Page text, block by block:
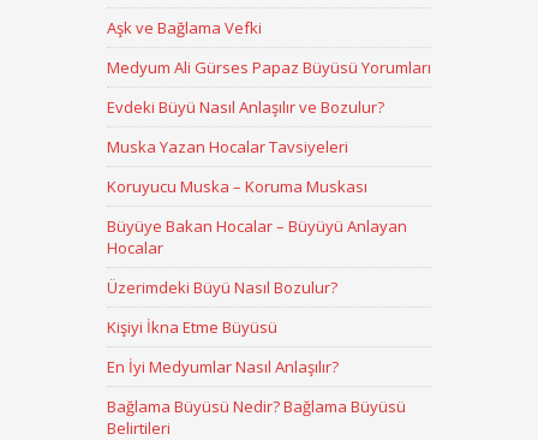
Aşk ve Bağlama Vefki
Medyum Ali Gürses Papaz Büyüsü Yorumları
Evdeki Büyü Nasıl Anlaşılır ve Bozulur?
Muska Yazan Hocalar Tavsiyeleri
Koruyucu Muska – Koruma Muskası
Büyüye Bakan Hocalar – Büyüyü Anlayan
Hocalar
Üzerimdeki Büyü Nasıl Bozulur?
Kişiyi İkna Etme Büyüsü
En İyi Medyumlar Nasıl Anlaşılır?
Bağlama Büyüsü Nedir? Bağlama Büyüsü
Belirtileri